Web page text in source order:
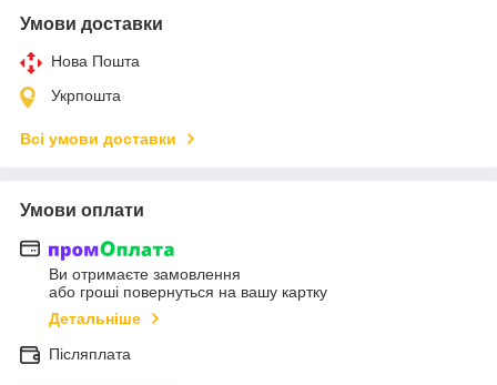
Умови доставки
Нова Пошта
Укрпошта
Всі умови доставки
Умови оплати
Ви отримаєте замовлення
або гроші повернуться на вашу картку
Детальніше
Післяплата